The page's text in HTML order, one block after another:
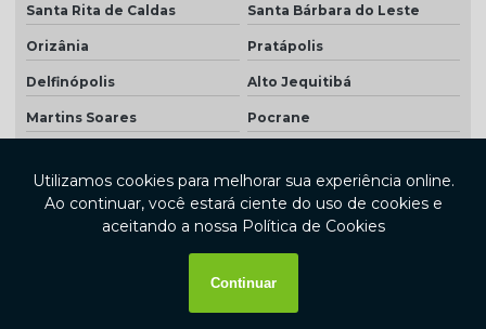
Santa Rita de Caldas Santa Bárbara do Leste
Orizânia Pratápolis
Delfinópolis Alto Jequitibá
Martins Soares Pocrane
Coronel Murta Nazareno
Pains
Santa Cruz de Minas